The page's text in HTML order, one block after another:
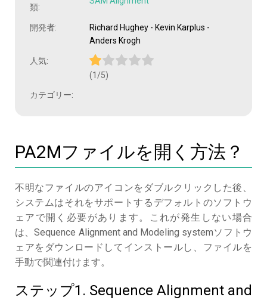
類:
開発者:
Richard Hughey - Kevin Karplus -
Anders Krogh
人気:
(1/5)
カテゴリー:
PA2Mファイルを開く方法？
不明なファイルのアイコンをダブルクリックした後、
システムはそれをサポートするデフォルトのソフトウ
ェアで開く必要があります。これが発生しない場合
は、Sequence Alignment and Modeling systemソフトウ
ェアをダウンロードしてインストールし、ファイルを
手動で関連付けます。
ステップ1. Sequence Alignment and